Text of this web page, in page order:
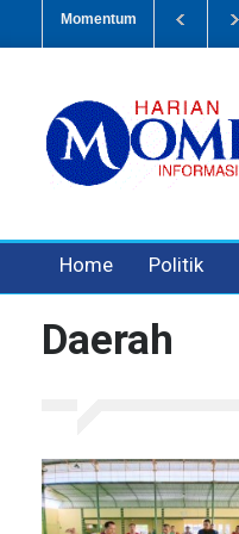
Momentum
Home Politik
Daerah